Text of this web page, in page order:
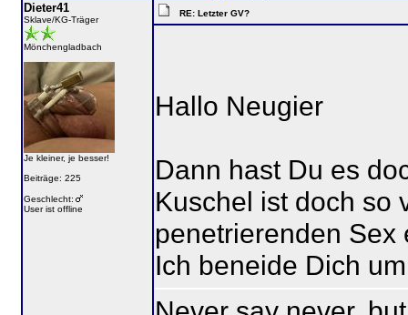
Dieter41
Sklave/KG-Träger
Mönchengladbach
Je kleiner, je besser!
Beiträge: 225
Geschlecht:
User ist offline
RE: Letzter GV?
Hallo Neugier
Dann hast Du es
Kuschel ist doch so
penetrierenden Sex
Ich beneide Dich